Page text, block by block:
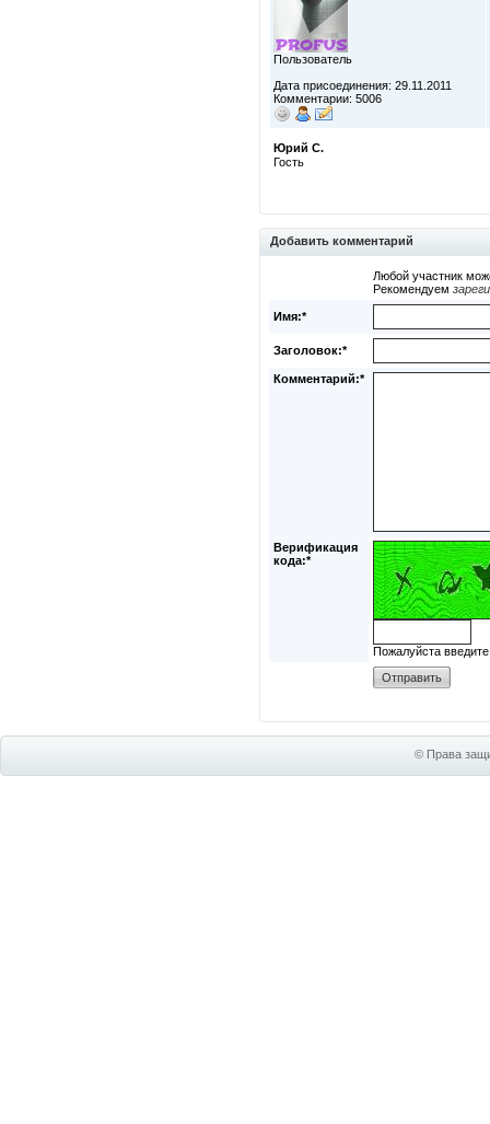
Пользователь
Дата присоединения: 29.11.2011
Комментарии: 5006
Юрий С.
Гость
Добавить комментарий
Любой участник
Рекомендуем
Имя:*
Заголовок:*
Комментарий:*
Верификация
кода:*
Пожалуйста
© Права